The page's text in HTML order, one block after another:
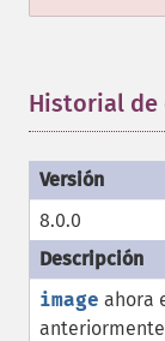
Historial de
8.0.0
image ahora